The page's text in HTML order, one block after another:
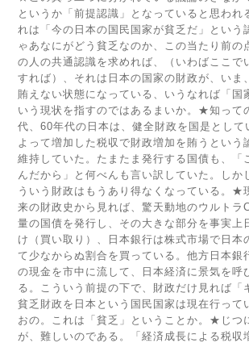
というか「前提認識」となっていると思われ
れは「今の日本の国民国家が貧乏だ」という
ゃあなにがどう貧乏なのか、この当たり前の
の人の共通認識を求めれば、（いわばここで
すれば）、それは日本の国家の財政が、いま
賄えない状態になっている、いうなれば「国
いう現状を指すのではあるまいか。★知って
代、60年代の日本は、健全財政を国是として
よって増加した税収で財政増加を賄うという
維持していた。たまたま発行する国債も、「
んだから」と何べんも言い訳していた。しか
ういう財政はもうあり得なくなっている。★
来の財政史から見れば、驚天動地のウルトラ
量の国債を発行し、その大きな部分を事実上
け（買い取り）、日本銀行は株式市場で日本
て少なからぬ割合を買っている。他方日本銀
の現金を市中に流して、日本経済に景気を呼
る。こういう前提の下で、財政だけ見れば「
貧乏財政を日本という国民国家は現在行っ
おの。これは「貧乏」ということか。★じつ
が、難しいのである。「経済成長による税収